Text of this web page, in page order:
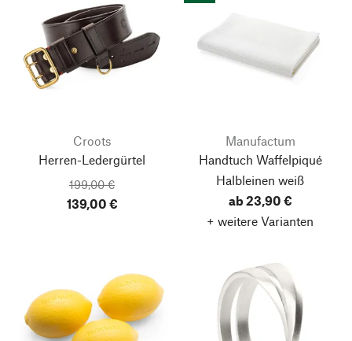
Croots
Herren-Ledergürtel
199,00 €
139,00 €
Manufactum
Handtuch Waffelpiqué
Halbleinen weiß
ab 23,90 €
+ weitere Varianten